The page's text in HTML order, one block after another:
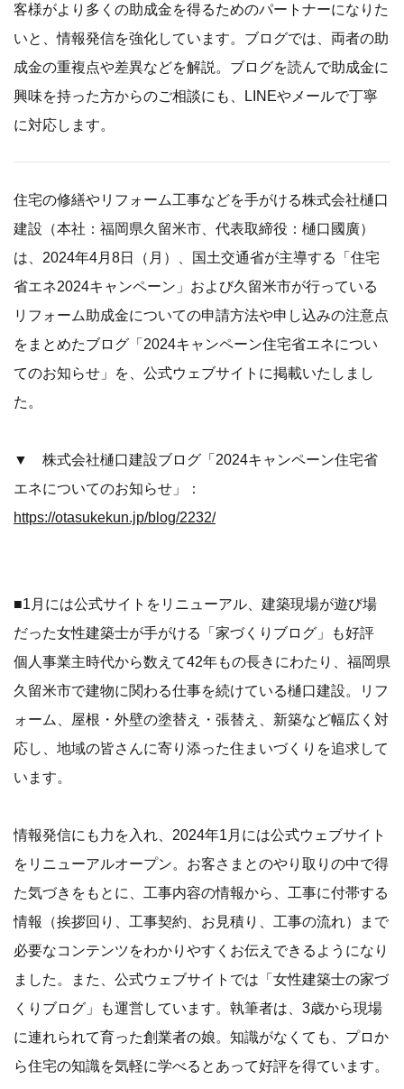
客様がより多くの助成金を得るためのパートナーになりた
いと、情報発信を強化しています。ブログでは、両者の助
成金の重複点や差異などを解説。ブログを読んで助成金に
興味を持った方からのご相談にも、LINEやメールで丁寧
に対応します。
住宅の修繕やリフォーム工事などを手がける株式会社樋口
建設（本社：福岡県久留米市、代表取締役：樋口國廣）
は、2024年4月8日（月）、国土交通省が主導する「住宅
省エネ2024キャンペーン」および久留米市が行っている
リフォーム助成金についての申請方法や申し込みの注意点
をまとめたブログ「2024キャンペーン住宅省エネについ
てのお知らせ」を、公式ウェブサイトに掲載いたしまし
た。
▼ 株式会社樋口建設ブログ「2024キャンペーン住宅省
エネについてのお知らせ」：
https://otasukekun.jp/blog/2232/
■1月には公式サイトをリニューアル、建築現場が遊び場
だった女性建築士が手がける「家づくりブログ」も好評
個人事業主時代から数えて42年もの長きにわたり、福岡県
久留米市で建物に関わる仕事を続けている樋口建設。リフ
ォーム、屋根・外壁の塗替え・張替え、新築など幅広く対
応し、地域の皆さんに寄り添った住まいづくりを追求して
います。
情報発信にも力を入れ、2024年1月には公式ウェブサイト
をリニューアルオープン。お客さまとのやり取りの中で得
た気づきをもとに、工事内容の情報から、工事に付帯する
情報（挨拶回り、工事契約、お見積り、工事の流れ）まで
必要なコンテンツをわかりやすくお伝えできるようになり
ました。また、公式ウェブサイトでは「女性建築士の家づ
くりブログ」も運営しています。執筆者は、3歳から現場
に連れられて育った創業者の娘。知識がなくても、プロか
ら住宅の知識を気軽に学べるとあって好評を得ています。